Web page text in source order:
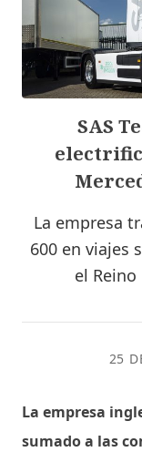
SAS
La empresa
600 en viajes
el
25
La empresa
sumado a las